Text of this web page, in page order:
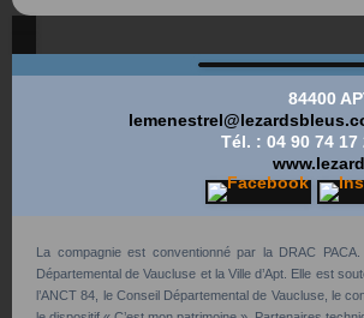
84400
lemenestrel@l
Tél. : 04 90 74 17
La compagnie est conventionné par la DRAC
Départemental de Vaucluse et la Ville d’Apt. Elle est
l’ANCT 84, le Conseil Départemental de Vaucluse, le